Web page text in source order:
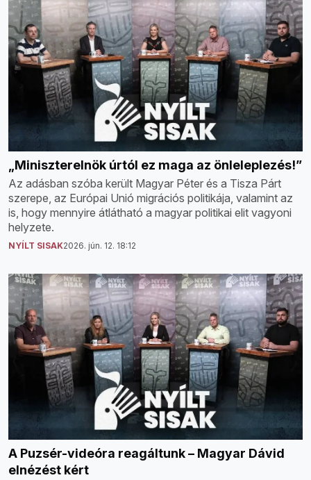
„Miniszterelnök úrtól ez maga az önleleplezés!”
Az adásban szóba került Magyar Péter és a Tisza Párt
szerepe, az Európai Unió migrációs politikája, valamint az
is, hogy mennyire átlátható a magyar politikai elit vagyoni
helyzete.
NYÍLT SISAK2026. jún. 12. 18:12
A Puzsér-videóra reagáltunk – Magyar Dávid
elnézést kért